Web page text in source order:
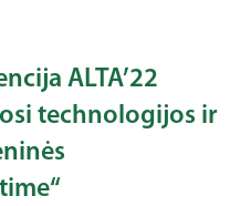
ALTA’22
technologijos ir